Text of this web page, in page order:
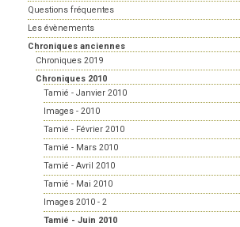
Questions fréquentes
Les évènements
Chroniques anciennes
Chroniques 2019
Chroniques 2010
Tamié - Janvier 2010
Images - 2010
Tamié - Février 2010
Tamié - Mars 2010
Tamié - Avril 2010
Tamié - Mai 2010
Images 2010 - 2
Tamié - Juin 2010